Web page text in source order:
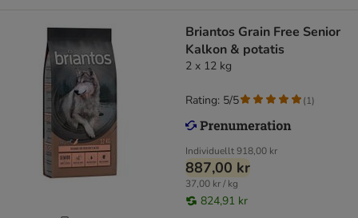
Briantos Grain Free Senior
Kalkon & potatis
2 x 12 kg
Individuellt918,00 kr
887,00 kr
37,00 kr / kg
824,91 kr
Rating: 5/5 (1)